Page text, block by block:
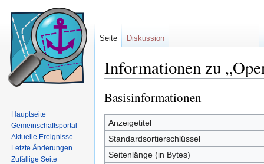
Informationen zu
Basisinformationen
Anzeigetitel
Standardsortierschlüssel
Seitenlänge (in Bytes)
Seite Diskussion
Hauptseite
Gemeinschaftsportal
Aktuelle Ereignisse
Letzte Änderungen
Zufällige Seite